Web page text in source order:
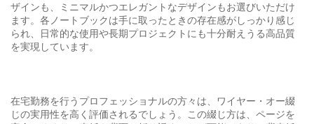
ザインも、ミニマルかつエレガントなデザインもお選びいただけ
ます。各ノートブックは手に取ったときの存在感がしっかり感じ
られ、日常的な使用や長期プロジェクトにも十分耐えうる高品質
を実現しています。
在宅勤務を行うプロフェッショナルの方々は、ワイヤー・オー綴
じの実用性を高く評価されるでしょう。この綴じ方は、ページを